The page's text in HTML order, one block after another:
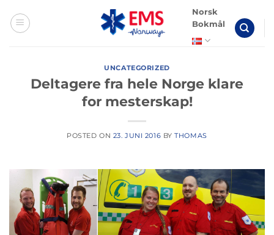
Norsk
Bokmål
UNCATEGORIZED
Deltagere fra hele Norge klare
for mesterskap!
POSTED ON 23. JUNI 2016 BYTHOMAS